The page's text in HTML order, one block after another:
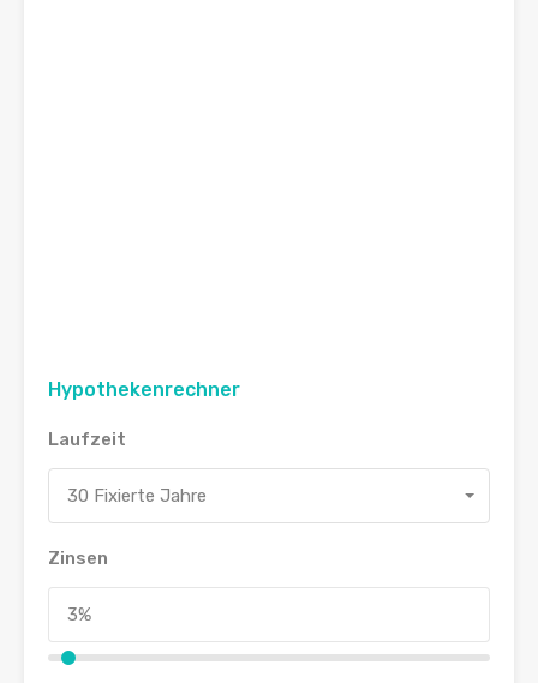
Hypothekenrechner
Laufzeit
30 Fixierte Jahre
Zinsen